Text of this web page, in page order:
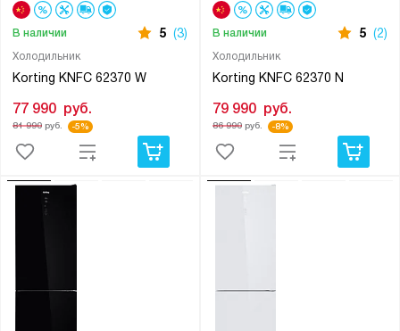
Холодильник
Korting KNFC 62370 W
В наличии 5 (3)
77 990 руб.
81 990руб. -5%
Холодильник
Korting KNFC 62370 N
В наличии 5 (2)
79 990 руб.
86 990руб. -8%